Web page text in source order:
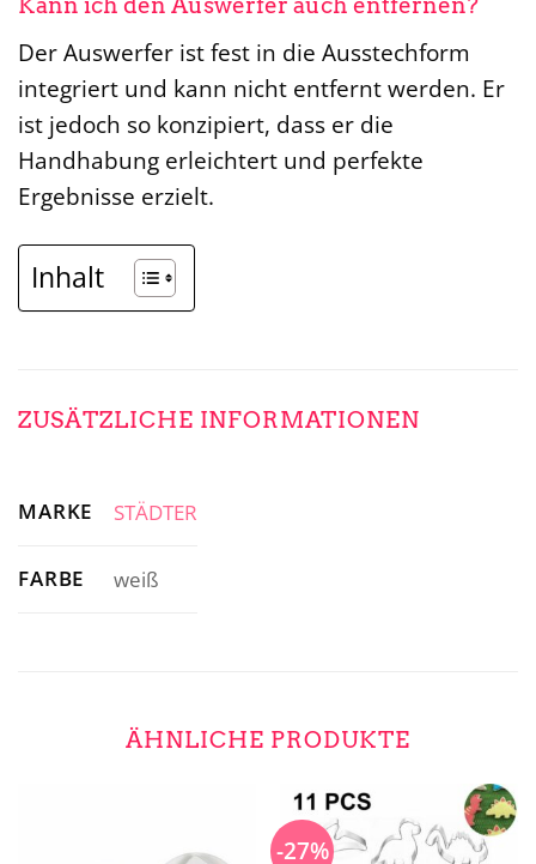
Der Auswerfer ist fest in die Ausstechform
integriert und kann nicht entfernt werden. Er
ist jedoch so konzipiert, dass er die
Handhabung erleichtert und perfekte
Ergebnisse erzielt.
Inhalt
ZUSÄTZLICHE INFORMATIONEN
MARKE STÄDTER
FARBE weiß
ÄHNLICHE PRODUKTE
-27%